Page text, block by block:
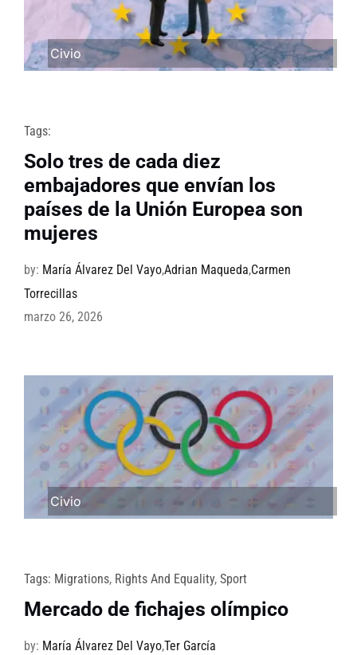
Civio
Tags:
Solo tres de cada diez
embajadores que envían los
países de la Unión Europea son
mujeres
by: María Álvarez Del Vayo,Adrian Maqueda,Carmen
Torrecillas
marzo 26, 2026
Civio
Tags: Migrations, Rights And Equality, Sport
Mercado de fichajes olímpico
by: María Álvarez Del Vayo,Ter García